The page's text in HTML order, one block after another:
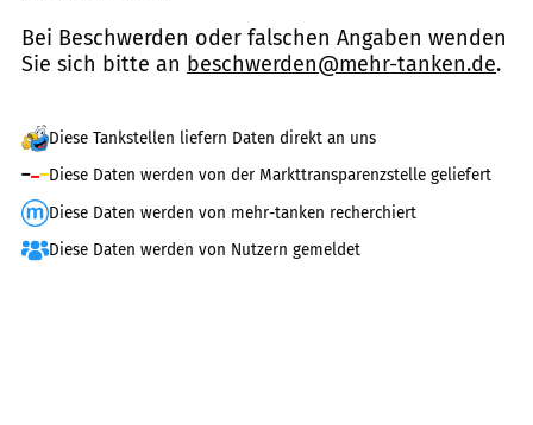
Bei Beschwerden oder falschen Angaben wenden
Sie sich bitte an beschwerden@mehr-tanken.de.
Diese Tankstellen liefern Daten direkt an uns
Diese Daten werden von der Markttransparenzstelle geliefert
Diese Daten werden von mehr-tanken recherchiert
Diese Daten werden von Nutzern gemeldet